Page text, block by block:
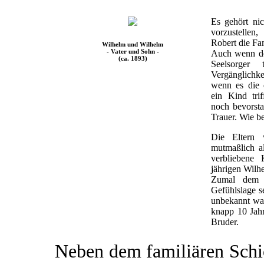
Wilhelm und Wilhelm
- Vater und Sohn -
(ca. 1893)
Es gehört
Robert die
Auch wenn
wenn es die
ein Kind
noch
Trauer. Wie
Die Eltern
mutmaßlich
jährigen
Zumal
Gefühlslage
unbekannt
knapp 10
Bruder.
Neben dem familiären